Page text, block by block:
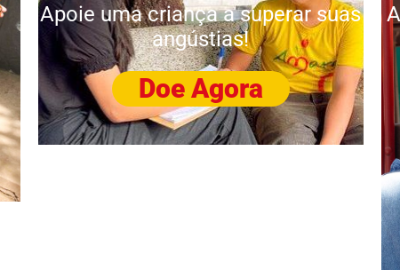
Apoie uma criança a superar suas
angústias!
Doe Agora